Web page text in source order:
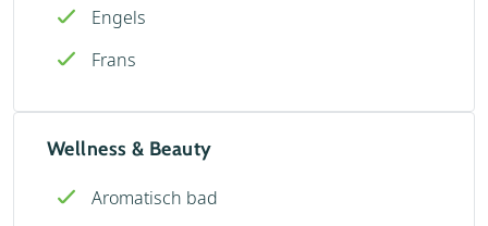
Engels
Frans
Wellness & Beauty
Aromatisch bad